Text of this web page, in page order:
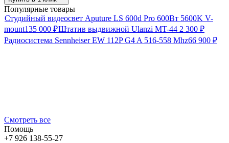
Популярные товары
Студийный видеосвет Aputure LS 600d Pro 600Вт 5600K V-
mount135 000 ₽Штатив выдвижной Ulanzi MT-44 2 300 ₽
Радиосистема Sennheiser EW 112P G4 A 516-558 Mhz66 900 ₽
Смотреть все
Помощь
+7 926 138-55-27